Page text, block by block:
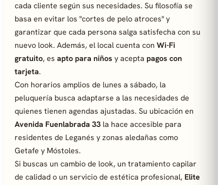
cada cliente según sus necesidades. Su filosofía se
basa en evitar los "cortes de pelo atroces" y
garantizar que cada persona salga satisfecha con su
nuevo look. Además, el local cuenta con Wi-Fi
gratuito, es apto para niños y acepta pagos con
tarjeta.
Con horarios amplios de lunes a sábado, la
peluquería busca adaptarse a las necesidades de
quienes tienen agendas ajustadas. Su ubicación en
Avenida Fuenlabrada 33 la hace accesible para
residentes de Leganés y zonas aledañas como
Getafe y Móstoles.
Si buscas un cambio de look, un tratamiento capilar
de calidad o un servicio de estética profesional, Elite